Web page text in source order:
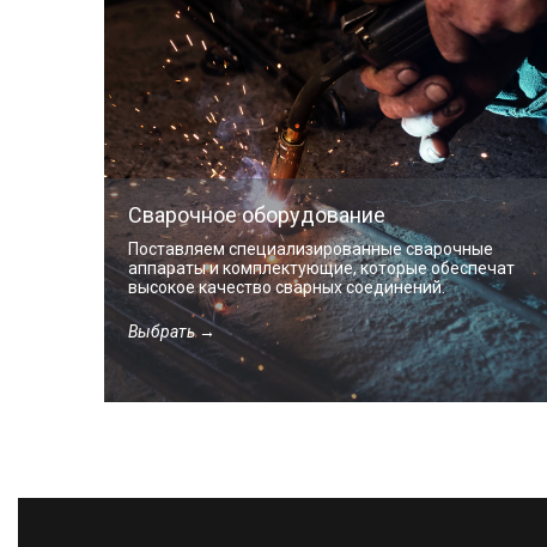
Сварочное оборудование
Поставляем специализированные сварочные
аппараты и комплектующие, которые обеспечат
высокое качество сварных соединений.
Выбрать →